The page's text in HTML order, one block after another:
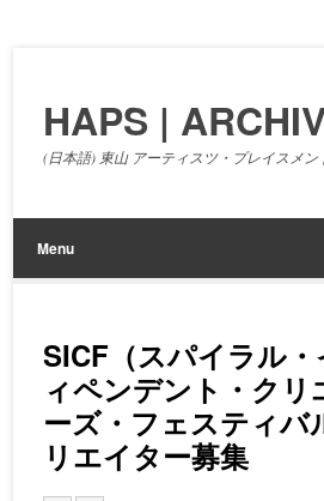
HAPS |
(日本語) 東山 アーティスツ・プレイスメン
Menu
SICF（スパイラル
ィペンデント・クリ
ーズ・フェスティバ
リエイター募集